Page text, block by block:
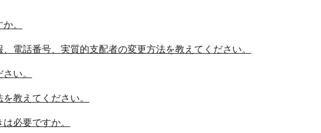
。
電話番号、実質的支配者の変更方法を教えてください。
い。
教えてください。
必要ですか。